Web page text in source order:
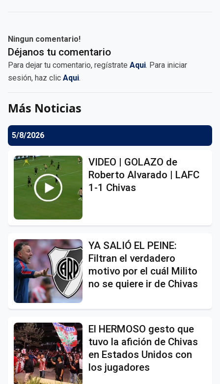
Ningun comentario!
Déjanos tu comentario
Para dejar tu comentario, regístrate Aqui. Para iniciar
sesión, haz clic Aqui.
Más Noticias
5/8/2026
VIDEO | GOLAZO de
Roberto Alvarado | LAFC
1-1 Chivas
YA SALIÓ EL PEINE:
Filtran el verdadero
motivo por el cuál Milito
no se quiere ir de Chivas
El HERMOSO gesto que
tuvo la afición de Chivas
en Estados Unidos con
los jugadores